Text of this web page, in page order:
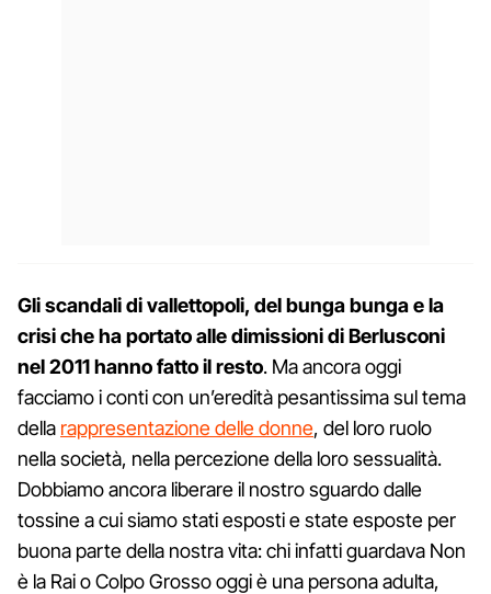
Gli scandali di vallettopoli, del bunga bunga e la
crisi che ha portato alle dimissioni di Berlusconi
nel 2011 hanno fatto il resto. Ma ancora oggi
facciamo i conti con un’eredità pesantissima sul tema
della rappresentazione delle donne, del loro ruolo
nella società, nella percezione della loro sessualità.
Dobbiamo ancora liberare il nostro sguardo dalle
tossine a cui siamo stati esposti e state esposte per
buona parte della nostra vita: chi infatti guardava Non
è la Rai o Colpo Grosso oggi è una persona adulta,